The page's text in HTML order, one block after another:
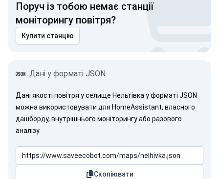
Поруч із тобою немає станції
моніторингу повітря?
Купити станцію
Дані у форматі JSON
Дані якості повітря у селище Нельгівка у форматі JSON
можна використовувати для HomeAssistant, власного
дашборду, внутрішнього моніторингу або разового
аналізу.
Скопіювати